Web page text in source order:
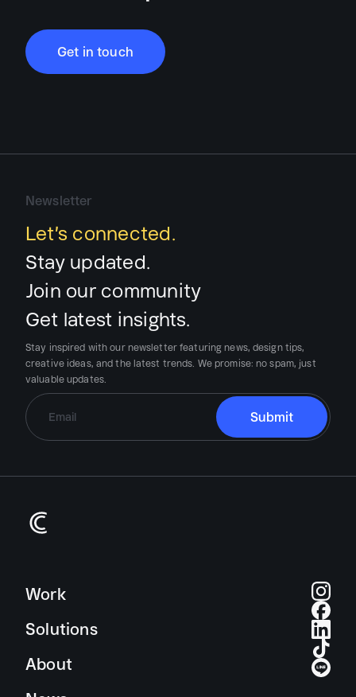
Get in touch
Newsletter
Let’s connected.
Stay updated.
Join our community
Get latest insights.
Stay inspired with our newsletter featuring news, design tips,
creative ideas, and the latest trends. We promise:no spam, just
valuable updates.
Work
Solutions
About